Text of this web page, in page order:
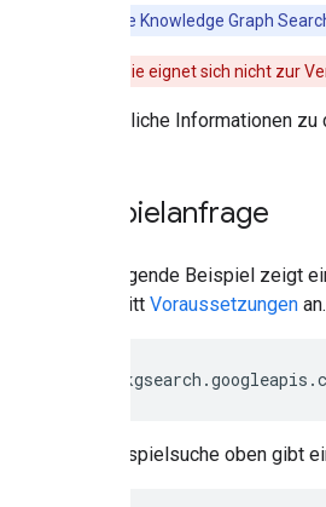
:Die Knowledge Graph
:Sie eignet sich nicht zur
Ausführliche Informationen
Beispielanfrage
Das folgende Beispiel zeigt
Abschnitt Voraussetzungen
https://
Die Beispielsuche oben gibt